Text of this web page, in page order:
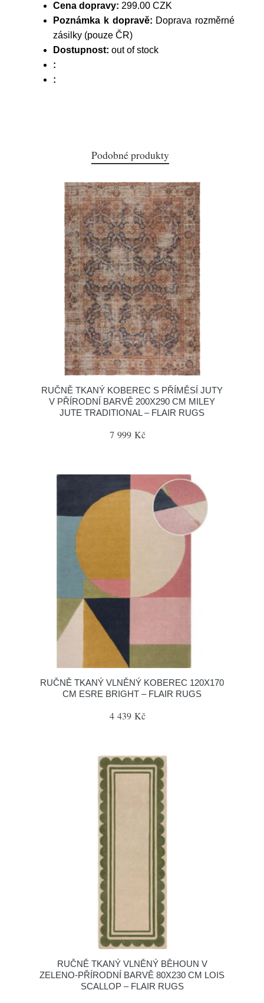
Cena dopravy: 299.00 CZK
Poznámka k dopravě: Doprava rozměrné
zásilky (pouze ČR)
Dostupnost: out of stock
:
:
Podobné produkty
RUČNĚ TKANÝ KOBEREC S PŘÍMĚSÍ JUTY
V PŘÍRODNÍ BARVĚ 200X290 CM MILEY
JUTE TRADITIONAL – FLAIR RUGS
7 999 Kč
RUČNĚ TKANÝ VLNĚNÝ KOBEREC 120X170
CM ESRE BRIGHT – FLAIR RUGS
4 439 Kč
RUČNĚ TKANÝ VLNĚNÝ BĚHOUN V
ZELENO-PŘÍRODNÍ BARVĚ 80X230 CM LOIS
SCALLOP – FLAIR RUGS